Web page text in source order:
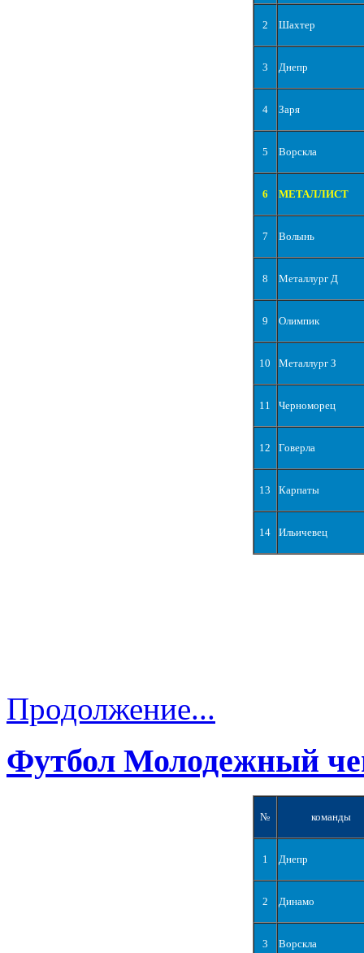
2 Шахтер
3 Днепр
4 Заря
5 Ворскла
6 МЕТАЛЛИСТ
7 Волынь
8 Металлург Д
9 Олимпик
10 Металлург З
11 Черноморец
12 Говерла
13 Карпаты
14 Ильичевец
Продолжение...
Футбол Молодежный
№ команды
1 Днепр
2 Динамо
3 Ворскла